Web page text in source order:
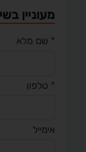
מעוניין
* שם מלא
* טלפון
אימייל